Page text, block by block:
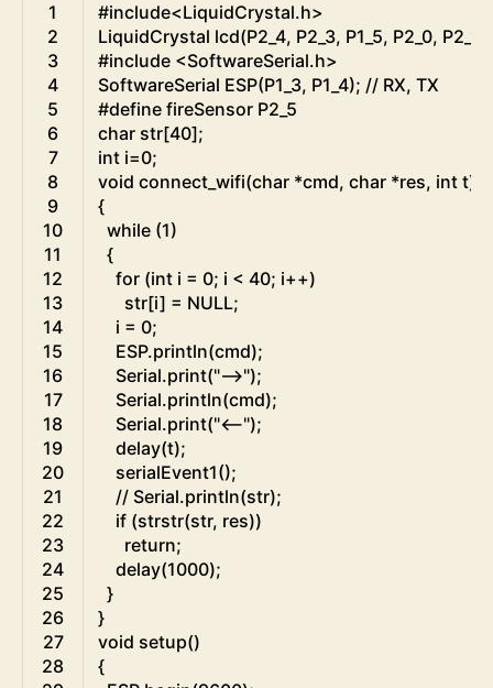
1
2
3
4
5
6
7
8
9
10
11
12
13
14
15
16
17
18
19
20
21
22
23
24
25
26
27
28
#include<LiquidCrystal.h>
LiquidCrystal lcd(P2_4, P2_3, P1_5, P2_0, P2_1
#include <SoftwareSerial.h>
SoftwareSerial ESP(P1_3, P1_4); // RX, TX
#define fireSensor P2_5
char str[40];
int i=0;
void connect_wifi(char *cmd, char *res, int t)
{
while (1)
{
for (int i = 0; i < 40; i++)
str[i] = NULL;
i = 0;
ESP.println(cmd);
Serial.print("-->");
Serial.println(cmd);
Serial.print("<--");
delay(t);
serialEvent1();
// Serial.println(str);
if (strstr(str, res))
return;
delay(1000);
}
}
void setup()
{